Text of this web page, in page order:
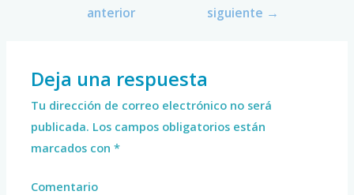
anterior
siguiente →
Deja una respuesta
Tu dirección de correo electrónico no será
publicada. Los campos obligatorios están
marcados con*
Comentario